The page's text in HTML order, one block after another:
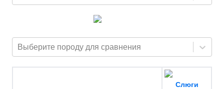
Выберите породу для сравнения
Слюги